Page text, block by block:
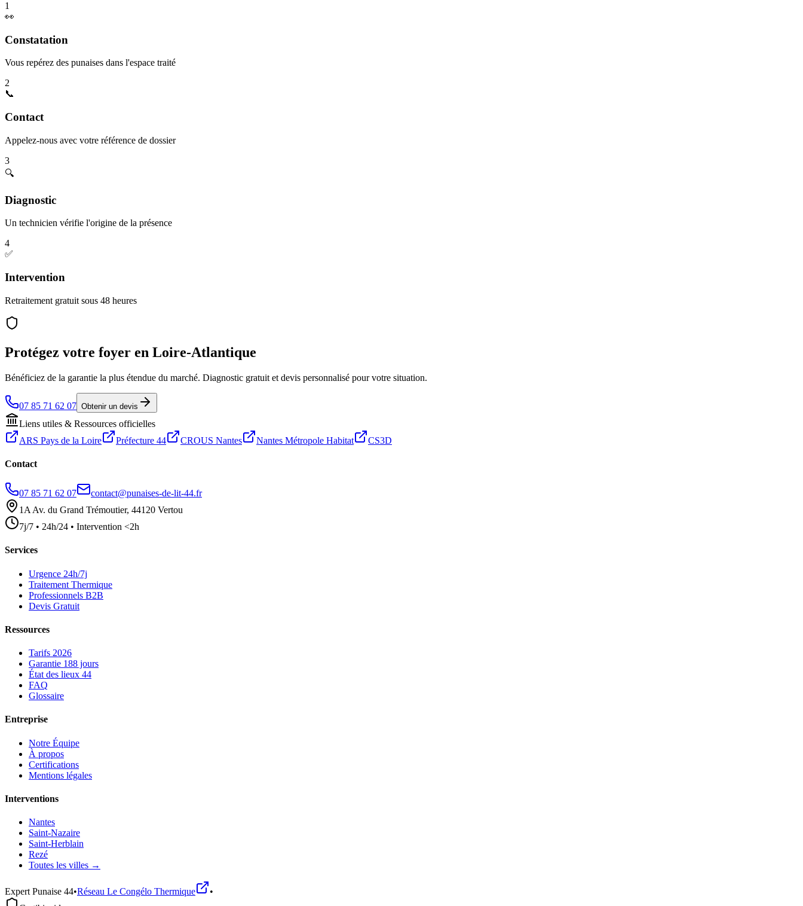
1
👀
Constatation
Vous repérez des punaises dans l'espace traité
2
📞
Contact
Appelez-nous avec votre référence de dossier
3
🔍
Diagnostic
Un technicien vérifie l'origine de la présence
4
✅
Intervention
Retraitement gratuit sous 48 heures
Protégez votre foyer en Loire-Atlantique
Bénéficiez de la garantie la plus étendue du marché. Diagnostic gratuit et devis personnalisé pour votre situation.
07 85 71 62 07 Obtenir un devis
Liens utiles & Ressources officielles
ARS Pays de la Loire
Préfecture 44 CROUS Nantes Nantes Métropole Habitat CS3D
Contact
07 85 71 62 07
contact@punaises-de-lit-44.fr
1A Av. du Grand Trémoutier, 44120 Vertou
7j/7 • 24h/24 • Intervention <2h
Services
Urgence 24h/7j
Traitement Thermique
Professionnels B2B
Devis Gratuit
Ressources
Tarifs 2026
Garantie 188 jours
État des lieux 44
FAQ
Glossaire
Entreprise
Notre Équipe
À propos
Certifications
Mentions légales
Interventions
Nantes
Saint-Nazaire
Saint-Herblain
Rezé
Toutes les villes →
Expert Punaise 44•Réseau Le Congélo Thermique
•